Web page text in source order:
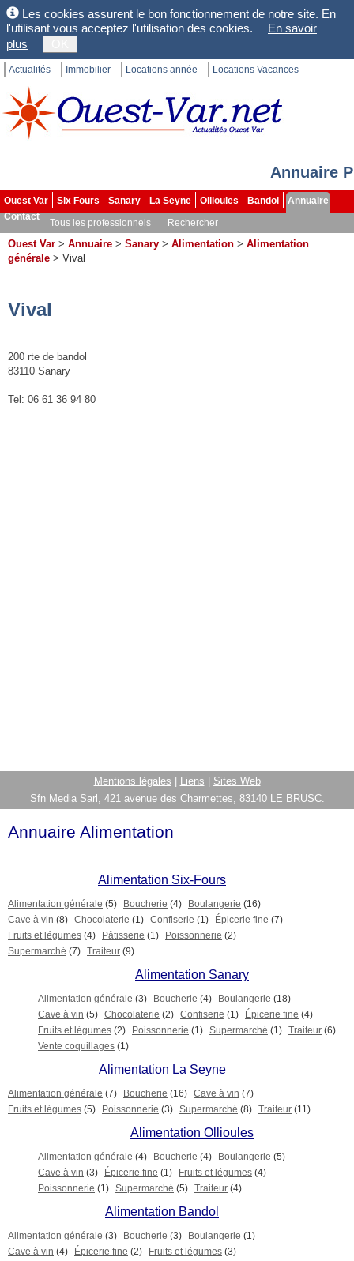
Les cookies assurent le bon fonctionnement de notre site. En
l'utilisant vous acceptez l'utilisation des cookies.
En savoir
plus
Actualités Immobilier Locations année Locations Vacances
Annuaire
Ouest Var Six Fours Sanary La Seyne Ollioules Bandol
Annuaire
Contact
Tous les professionnels Rechercher
Ouest Var > Annuaire > Sanary > Alimentation > Alimentation
générale > Vival
Vival
200 rte de bandol
83110 Sanary
Tel: 06 61 36 94 80
Mentions légales Liens
Sites Web
Sfn Media Sarl, 421 avenue des Charmettes, 83140 LE BRUSC.
Annuaire Alimentation
Alimentation Six-Fours
Alimentation générale (5) Boucherie (4) Boulangerie (16)
Cave à vin (8) Chocolaterie (1) Confiserie (1) Épicerie fine (7)
Fruits et légumes (4) Pâtisserie (1) Poissonnerie (2)
Supermarché (7) Traiteur (9)
Alimentation Sanary
Alimentation générale (3) Boucherie (4) Boulangerie (18)
Cave à vin (5) Chocolaterie (2) Confiserie (1) Épicerie fine (4)
Fruits et légumes (2) Poissonnerie (1) Supermarché (1) Traiteur (6)
Vente coquillages (1)
Alimentation La Seyne
Alimentation générale (7) Boucherie (16) Cave à vin (7)
Fruits et légumes (5) Poissonnerie (3) Supermarché (8) Traiteur (11)
Alimentation Ollioules
Alimentation générale (4) Boucherie (4) Boulangerie (5)
Cave à vin (3) Épicerie fine (1) Fruits et légumes (4)
Poissonnerie (1) Supermarché (5) Traiteur (4)
Alimentation Bandol
Alimentation générale (3) Boucherie (3) Boulangerie (1)
Cave à vin (4) Épicerie fine (2) Fruits et légumes (3)